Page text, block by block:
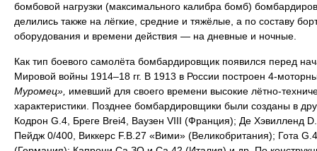
бомбовой нагрузки (максимального калибра бомб)
делились также на лёгкие, средние и тяжёлые, а по составу
оборудования и времени действия — на дневные и ночные.
Как тип боевого самолёта бомбардировщик появился перед
Мировой войны 1914–18 гг. В 1913 в России построен 4-
Муромец», имевший для своего времени высокие лётно-
характеристики. Позднее бомбардировщики были созданы в
Кодрон G.4, Бреге Brei4, Ваузен VIII (Франция); Де Хэвилленд
Пейдж 0/400, Виккерс F.B.27 «Вими» (Великобритания); Гота